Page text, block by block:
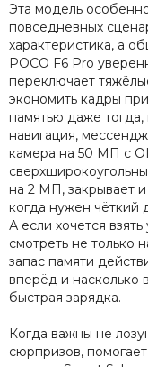
Эта модель
повседневных
характеристика, а
POCO F6 Pro
переключает
экономить кадры
памятью даже тогда,
навигация,
камера на 50 МП с
на 2 МП, закрывает
когда нужен чёткий
А если хочется
смотреть не только
запас памяти
вперёд и насколько
быстрая зарядка.
Когда важны не
сюрпризов,